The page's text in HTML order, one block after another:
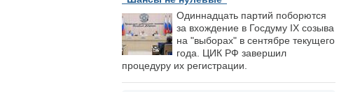
Одиннадцать партий поборются
за вхождение в Госдуму IX созыва
на "выборах" в сентябре текущего
года. ЦИК РФ завершил
процедуру их регистрации.